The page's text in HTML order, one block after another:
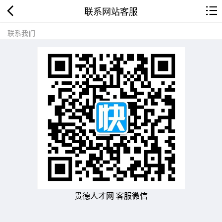
联系网站客服
联系我们
贵德人才网 客服微信